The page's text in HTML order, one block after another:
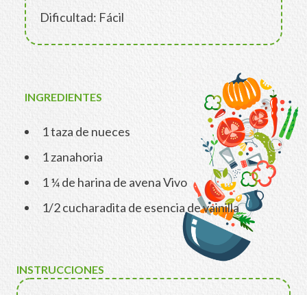
Dificultad: Fácil
INGREDIENTES
1 taza de nueces
1 zanahoria
1 ¼ de harina de avena Vivo
1/2 cucharadita de esencia de vainilla
INSTRUCCIONES